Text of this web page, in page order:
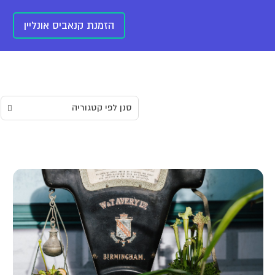
הזמנת קנאביס אונליין
סנן לפי קטגוריה